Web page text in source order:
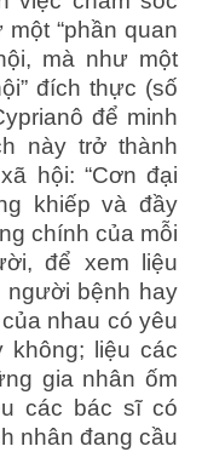
“phần quan
mà như một
đích thực (số
để minh
này trở thành
hội: “Cơn đại
khiếp và đầy
chính của mỗi
để xem liệu
người bệnh hay
nhau có yêu
không; liệu các
gia nhân ốm
các bác sĩ có
nhân đang cầu